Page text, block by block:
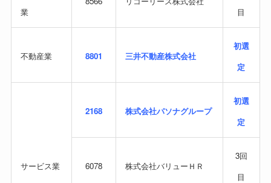
業
目
不動産業 8801 三井不動産株式会社
初選
定
サービス業
2168 株式会社パソナグループ
初選
定
6078 株式会社バリューＨＲ
3回
目